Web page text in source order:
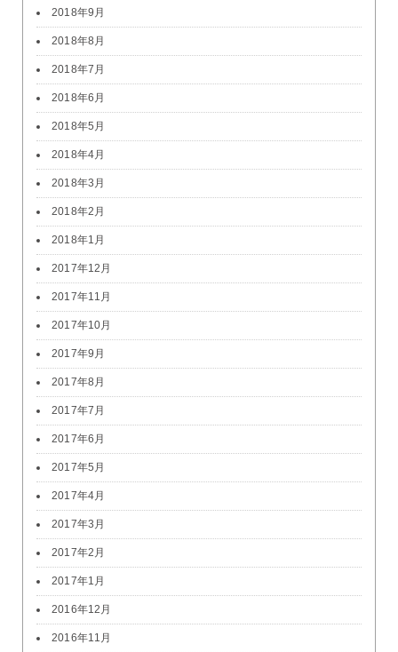
2018年9月
2018年8月
2018年7月
2018年6月
2018年5月
2018年4月
2018年3月
2018年2月
2018年1月
2017年12月
2017年11月
2017年10月
2017年9月
2017年8月
2017年7月
2017年6月
2017年5月
2017年4月
2017年3月
2017年2月
2017年1月
2016年12月
2016年11月